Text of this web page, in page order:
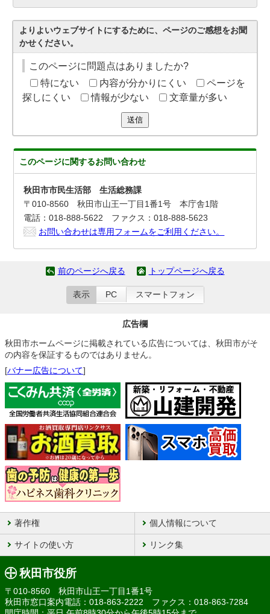
よりよいウェブサイトにするために、ページのご感想をお聞
かせください。
このページに問題点はありましたか?
特にない
内容が分かりにくい
ページを
探しにくい
情報が少ない 文章量が多い
送信
このページに関するお問い合わせ
秋田市市民生活部 生活総務課
〒010-8560 秋田市山王一丁目1番1号 本庁舎1階
電話：018-888-5622 ファクス：018-888-5623
お問い合わせは専用フォームをご利用ください。
前のページへ戻る トップページへ戻る
表示 PC スマートフォン
広告欄
秋田市ホームページに掲載されている広告については、秋田市がそ
の内容を保証するものではありません。
[バナー広告について]
著作権 個人情報について
サイトの使い方 リンク集
秋田市役所
〒010-8560 秋田市山王一丁目1番1号
秋田市窓口案内電話：018-863-2222 ファクス：018-863-7284